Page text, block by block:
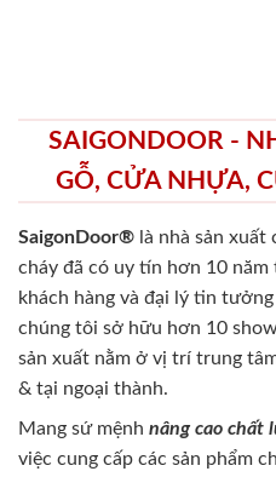
SAIGONDOOR -
GỖ, CỬA NHỰA,
SaigonDoor® là nhà sản
cháy đã có uy tín hơn 10
khách hàng và đại lý tin
chúng tôi sở hữu hơn 10
sản xuất nằm ở vị trí trung
& tại ngoại thành.
Mang sứ mệnh nâng cao chất
việc cung cấp các sản phẩm